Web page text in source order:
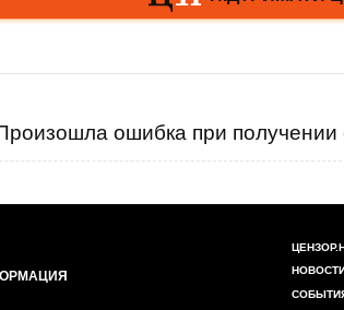
ошибка при получении
НОВОСТИ